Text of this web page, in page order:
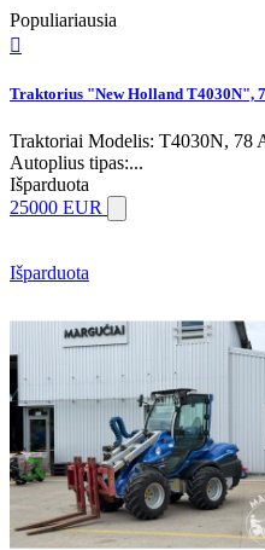
Populiariausia

Traktorius "New Holland T4030N",
Traktoriai Modelis: T4030N, 78
Autoplius tipas:...
Išparduota
25000 EUR
Išparduota